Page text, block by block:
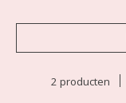
2 producten